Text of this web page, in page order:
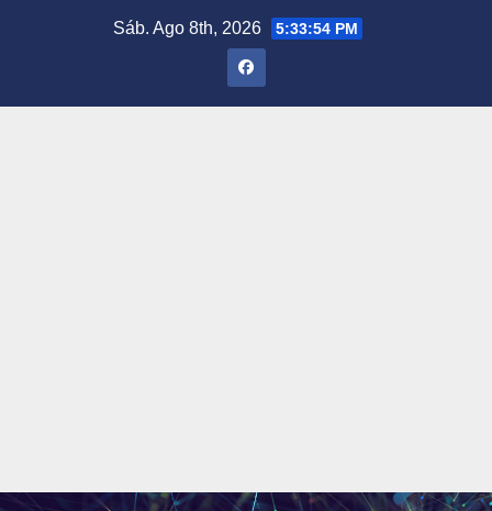
Sáb. Ago 8th, 2026 5:33:55 PM